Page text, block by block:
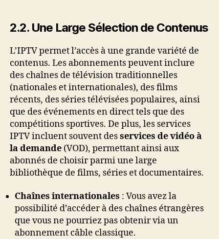
2.2. Une Large Sélection de Contenus
L’IPTV permet l’accès à une grande variété de
contenus. Les abonnements peuvent inclure
des chaînes de télévision traditionnelles
(nationales et internationales), des films
récents, des séries télévisées populaires, ainsi
que des événements en direct tels que des
compétitions sportives. De plus, les services
IPTV incluent souvent desservices de vidéo à
la demande (VOD), permettant ainsi aux
abonnés de choisir parmi une large
bibliothèque de films, séries et documentaires.
Chaînes internationales : Vous avez la
possibilité d’accéder à des chaînes étrangères
que vous ne pourriez pas obtenir via un
abonnement câble classique.